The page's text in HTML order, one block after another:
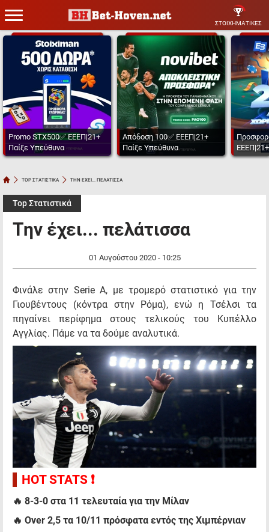
ΣΤΟΙΧΗΜΑΤΙΚΕΣ
Promo STX500✅ ΕΕΕΠ|21+
Παίξε Υπεύθυνα
Απόδοση 100✅ ΕΕΕΠ|21+
Παίξε Υπεύθυνα
TOP ΣΤΑΤΙΣΤΙΚΑ ΤΗΝ ΕΧΕΙ... ΠΕΛΑΤΙΣΣΑ
Top Στατιστικά
Την έχει... πελάτισσα
01 Αυγούστου 2020 - 10:25
Φινάλε στην Serie A, με τρομερό στατιστικό για την
Γιουβέντους (κόντρα στην Ρόμα), ενώ η Τσέλσι τα
πηγαίνει περίφημα στους τελικούς του Κυπέλλο
Αγγλίας. Πάμε να τα δούμε αναλυτικά.
HOT STATS ❗
🔥 8-3-0 στα 11 τελευταία για την Μίλαν
🔥 Over 2,5 τα 10/11 πρόσφατα εντός της Χιμπέρνιαν